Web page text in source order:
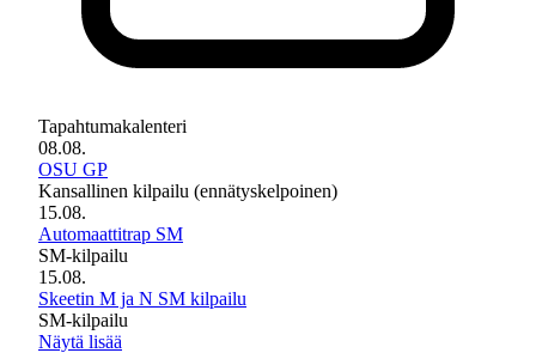
Tapahtumakalenteri
08.08.
OSU GP
Kansallinen kilpailu (ennätyskelpoinen)
15.08.
Automaattitrap SM
SM-kilpailu
15.08.
Skeetin M ja N SM kilpailu
SM-kilpailu
Näytä lisää